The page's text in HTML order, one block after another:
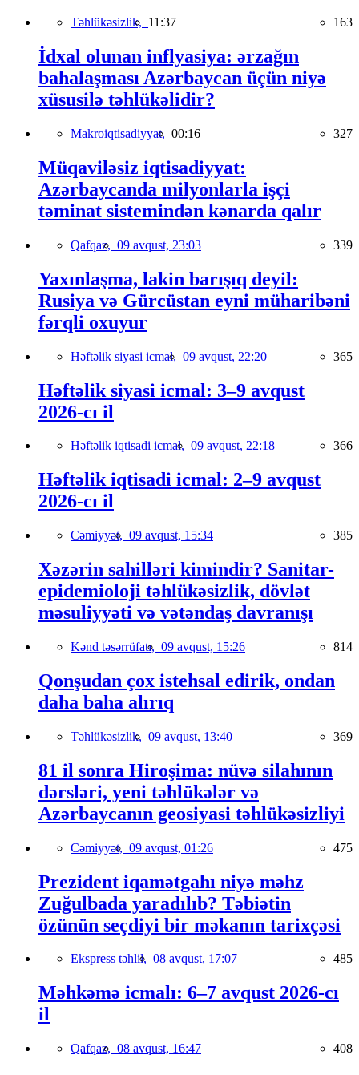
Təhlükəsizlik, 11:37 163
İdxal olunan inflyasiya: ərzağın
bahalaşması Azərbaycan üçün niyə
xüsusilə təhlükəlidir?
Makroiqtisadiyyat, 00:16 327
Müqaviləsiz iqtisadiyyat:
Azərbaycanda milyonlarla işçi
təminat sistemindən kənarda qalır
Qafqaz, 09 avqust, 23:03 339
Yaxınlaşma, lakin barışıq deyil:
Rusiya və Gürcüstan eyni müharibəni
fərqli oxuyur
Həftəlik siyasi icmal, 09 avqust, 22:20 365
Həftəlik siyasi icmal: 3–9 avqust
2026-cı il
Həftəlik iqtisadi icmal, 09 avqust, 22:18 366
Həftəlik iqtisadi icmal: 2–9 avqust
2026-cı il
Cəmiyyət, 09 avqust, 15:34 385
Xəzərin sahilləri kimindir? Sanitar-
epidemioloji təhlükəsizlik, dövlət
məsuliyyəti və vətəndaş davranışı
Kənd təsərrüfatı, 09 avqust, 15:26 814
Qonşudan çox istehsal edirik, ondan
daha baha alırıq
Təhlükəsizlik, 09 avqust, 13:40 369
81 il sonra Hiroşima: nüvə silahının
dərsləri, yeni təhlükələr və
Azərbaycanın geosiyasi təhlükəsizliyi
Cəmiyyət, 09 avqust, 01:26 475
Prezident iqamətgahı niyə məhz
Zuğulbada yaradılıb? Təbiətin
özünün seçdiyi bir məkanın tarixçəsi
Ekspress təhlil, 08 avqust, 17:07 485
Məhkəmə icmalı: 6–7 avqust 2026-cı
il
Qafqaz, 08 avqust, 16:47 408